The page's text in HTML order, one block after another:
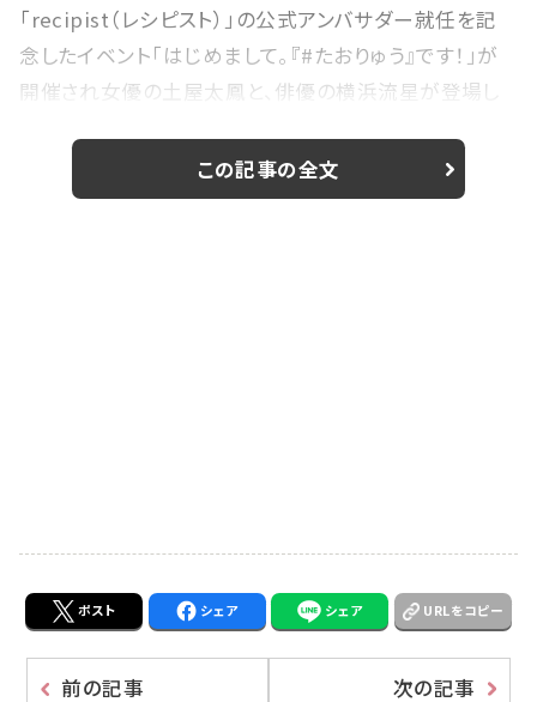
「recipist（レシピスト）」の公式アンバサダー就任を記
念したイベント「はじめまして。『#たおりゅう』です！」が
開催され女優の土屋太鳳と、俳優の横浜流星が登場し
で「#たおりゅう」のInstagramカップルアカウンで彼氏・
彼女目線で二人のリアルな生活を更新していくもの。彼
この記事の全文
ポスト シェア シェア URLをコピー
前の記事 次の記事